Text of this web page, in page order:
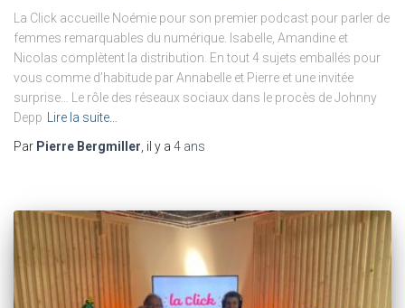
La Click accueille Noémie pour son premier podcast pour parler de
femmes remarquables du numérique. Isabelle, Amandine et
Nicolas complètent la distribution. En tout 4 sujets emballés pour
vous comme d’habitude par Annabelle et Pierre et une invitée
surprise… Le rôle des réseaux sociaux dans le procès de Johnny
Depp Lire la suite…
Par Pierre Bergmiller, il y a 4 ans